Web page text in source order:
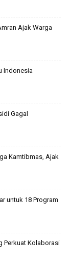
Ajak Warga
Indonesia
Gagal
Kamtibmas, Ajak
untuk 18 Program
Perkuat Kolaborasi